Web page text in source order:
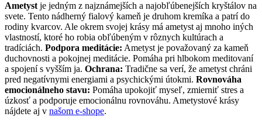
Ametyst je jedným z najznámejších a najobľúbenejších kryštálov na
svete. Tento nádherný fialový kameň je druhom kremíka a patrí do
rodiny kvarcov. Ale okrem svojej krásy má ametyst aj mnoho iných
vlastností, ktoré ho robia obľúbeným v rôznych kultúrach a
tradíciách. Podpora meditácie: Ametyst je považovaný za kameň
duchovnosti a pokojnej meditácie. Pomáha pri hlbokom meditovaní
a spojení s vyšším ja. Ochrana: Tradične sa verí, že ametyst chráni
pred negatívnymi energiami a psychickými útokmi. Rovnováha
emocionálneho stavu: Pomáha upokojiť myseľ, zmierniť stres a
úzkosť a podporuje emocionálnu rovnováhu. Ametystové krásy
nájdete aj v našom e-shope.